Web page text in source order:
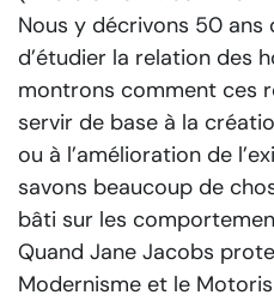
Nous y décrivons 50 ans
d’étudier la relation des
montrons comment ces
servir de base à la
ou à l’amélioration de
savons beaucoup de
bâti sur les
Quand Jane Jacobs
Modernisme et le